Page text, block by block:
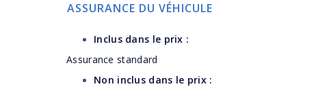
ASSURANCE DU VÉHICULE
Inclus dans le prix :
Assurance standard
Non inclus dans le prix :